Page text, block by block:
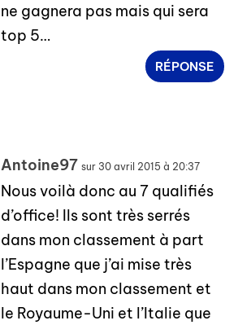
ne gagnera pas mais qui sera
top 5…
RÉPONSE
Antoine97 sur 30 avril 2015 à 20:37
Nous voilà donc au 7 qualifiés
d’office! Ils sont très serrés
dans mon classement à part
l’Espagne que j’ai mise très
haut dans mon classement et
le Royaume-Uni et l’Italie que